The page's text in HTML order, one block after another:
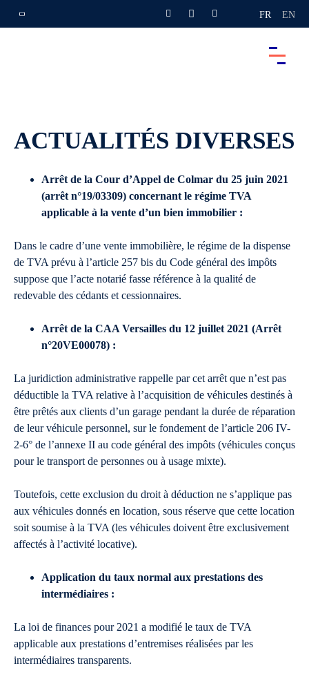
FR EN
ACTUALITÉS DIVERSES
Arrêt de la Cour d’Appel de Colmar du 25 juin 2021
(arrêt n°19/03309) concernant le régime TVA
applicable à la vente d’un bien immobilier :
Dans le cadre d’une vente immobilière, le régime de la dispense
de TVA prévu à l’article 257 bis du Code général des impôts
suppose que l’acte notarié fasse référence à la qualité de
redevable des cédants et cessionnaires.
Arrêt de la CAA Versailles du 12 juillet 2021 (Arrêt
n°20VE00078) :
La juridiction administrative rappelle par cet arrêt que n’est pas
déductible la TVA relative à l’acquisition de véhicules destinés à
être prêtés aux clients d’un garage pendant la durée de réparation
de leur véhicule personnel, sur le fondement de l’article 206 IV-
2-6° de l’annexe II au code général des impôts (véhicules conçus
pour le transport de personnes ou à usage mixte).
Toutefois, cette exclusion du droit à déduction ne s’applique pas
aux véhicules donnés en location, sous réserve que cette location
soit soumise à la TVA (les véhicules doivent être exclusivement
affectés à l’activité locative).
Application du taux normal aux prestations des
intermédiaires :
La loi de finances pour 2021 a modifié le taux de TVA
applicable aux prestations d’entremises réalisées par les
intermédiaires transparents.